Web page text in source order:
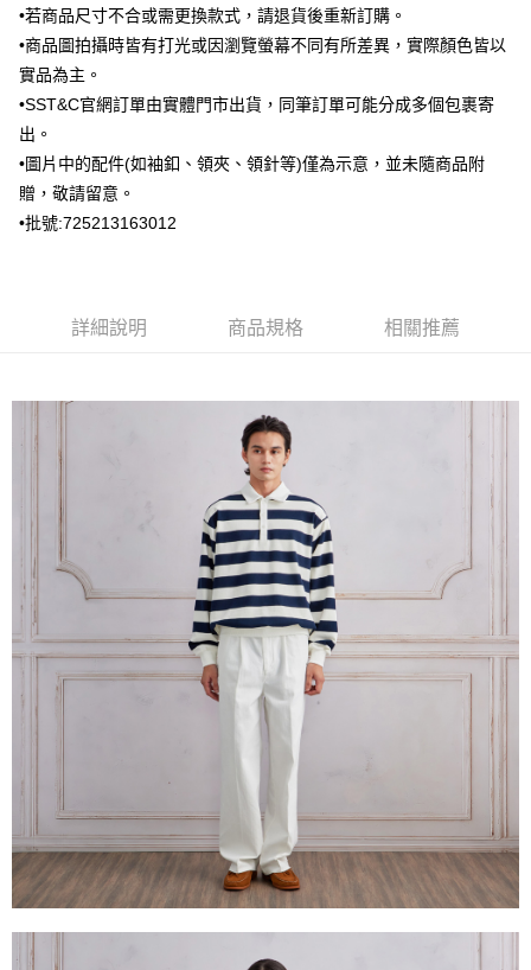
台新國際商業銀行
中國信託商業銀行
台灣樂天信用卡公司
元大商業銀行
永豐商業銀行
玉山商業銀行
星展（台灣）商業銀行
台灣樂天信用卡公司
新竹物流宅配
每筆NT$120，滿NT$3,000(含以上)免運費
新竹物流離島宅配
每筆NT$350，滿NT$3,500(含以上)免運費
LINEX 宇迅國際
•若商品尺寸不合或需更換款式，請退貨後重新訂購。
•商品圖拍攝時皆有打光或因瀏覽螢幕不同有所差異，實際顏色皆以
實品為主。
•SST&C官網訂單由實體門市出貨，同筆訂單可能分成多個包裹寄
出。
•圖片中的配件(如袖釦、領夾、領針等)僅為示意，並未隨商品附
贈，敬請留意。
•批號:725213163012
詳細說明 商品規格 相關推薦